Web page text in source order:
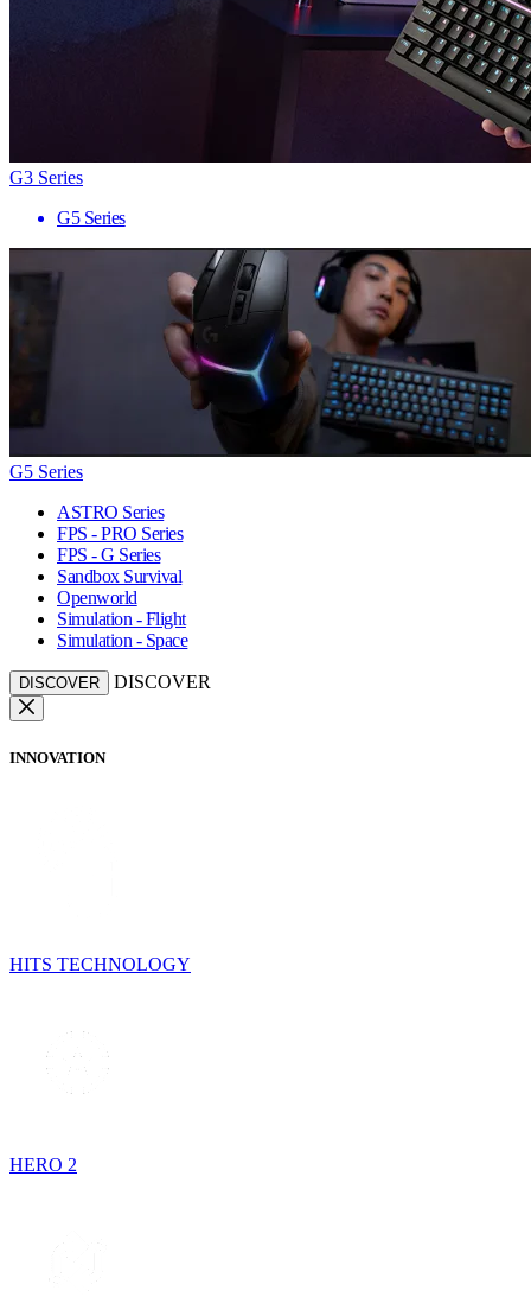
G3 Series
G5 Series
G5 Series
ASTRO Series
FPS - PRO Series
FPS - G Series
Sandbox Survival
Openworld
Simulation - Flight
Simulation - Space
DISCOVER DISCOVER
INNOVATION
HITS TECHNOLOGY
HERO 2